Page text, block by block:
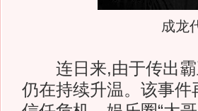
成龙
连日来,由于传出霸
仍在持续升温。该事